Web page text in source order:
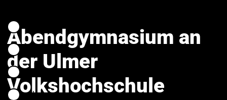
Abendgymnasium an
der Ulmer
Volkshochschule
Abend